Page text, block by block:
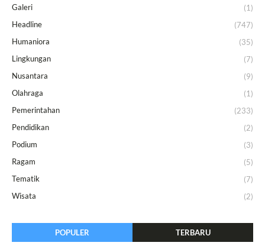
Galeri
(1)
Headline
(747)
Humaniora
(35)
Lingkungan
(7)
Nusantara
(9)
Olahraga
(1)
Pemerintahan
(233)
Pendidikan
(2)
Podium
(3)
Ragam
(5)
Tematik
(7)
Wisata
(2)
POPULER TERBARU